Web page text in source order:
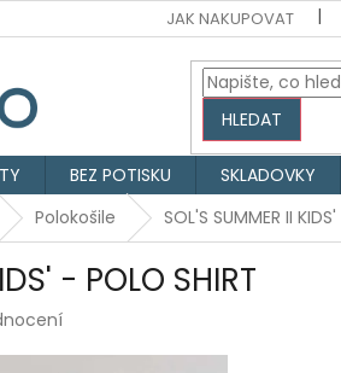
JAK NAKUPOVAT
HLEDAT
BEZ POTISKU SKLADOVKY
Polokošile SOL'S SUMMER II
- POLO SHIRT